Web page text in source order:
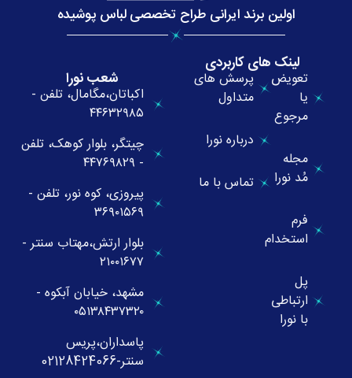
اولین برند ایرانی طراح تخصصی لباس پوشیده
لینک های کاربردی
تعویض
یا
مرجوع
مجله
مُد نورا
فرم
استخدام
پل
ارتباطی
با نورا
پرسش های
متداول
درباره نورا
تماس با ما
شعب نورا
اکباتان،مگامال، تلفن -
۴۴۶۳۲۹۸۵
چیتگر، بلوار کوهک، تلفن
- ۴۴۷۶۹۸۲۹
پیروزی، کوه نور، تلفن -
۳۶۹۰۱۵۶۹
بلوار ارتش،مهتاب سنتر -
۲۱۰۰۱۶۷۷
مشهد، خیابان آبکوه -
۰۵۱۳۸۴۳۷۳۲۰
پاسداران،پریس
سنتر-02128424066